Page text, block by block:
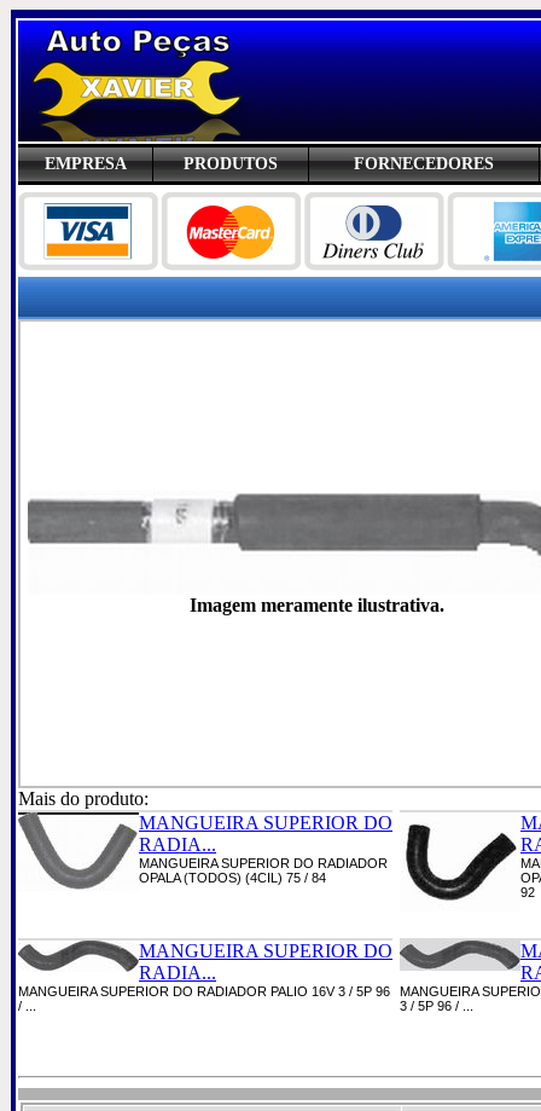
EMPRESA PRODUTOS FORNECEDORES
Imagem meramente ilustrativa.
Mais do produto:
MANGUEIRA SUPERIOR DO
RADIA...
MANGUEIRA SUPERIOR DO RADIADOR
OPALA (TODOS) (4CIL) 75 / 84
92
MANGUEIRA SUPERIOR DO
RADIA...
MANGUEIRA SUPERIOR DO RADIADOR PALIO 16V 3 / 5P 96
/ ...
MANGUEIRA
3 / 5P 96 / ...